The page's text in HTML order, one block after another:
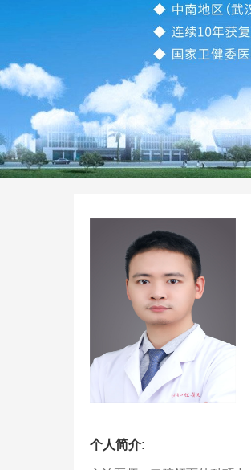
个人简介: